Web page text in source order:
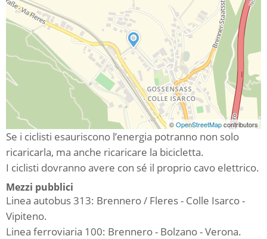
©OpenStreetMapcontributors
Se i ciclisti esauriscono l’energia potranno non solo
ricaricarla, ma anche ricaricare la bicicletta.
I ciclisti dovranno avere con sé il proprio cavo elettrico.
Mezzi pubblici
Linea autobus 313: Brennero / Fleres - Colle Isarco -
Vipiteno.
Linea ferroviaria 100: Brennero - Bolzano - Verona.